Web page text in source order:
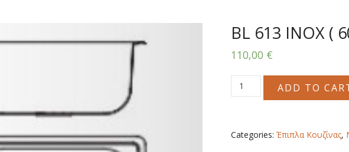
BL 613 INOX (
110,00 €
BL
613
60X50
ADD TO
Categories: Έπιπλα Κουζίνας,